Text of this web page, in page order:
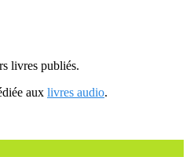
livres publiés.
aux livres audio.